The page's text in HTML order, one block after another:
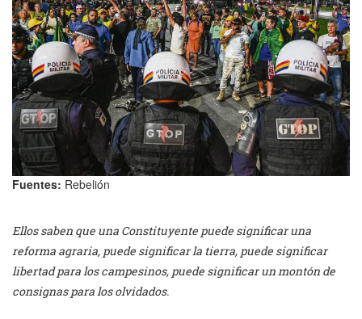
Fuentes: Rebelión
Ellos saben que una Constituyente puede significar una
reforma agraria, puede significar la tierra, puede significar
libertad para los campesinos, puede significar un montón de
consignas para los olvidados.